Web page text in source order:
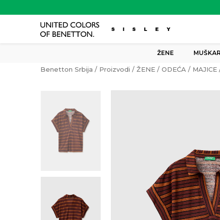
ŽENE
Benetton Srbija Proizvodi ŽENE ODEĆA MAJICE